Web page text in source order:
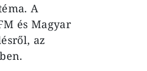
A
és Magyar
az